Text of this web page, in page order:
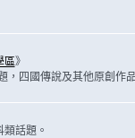
區》
，四國傳說及其他原創作
話題。